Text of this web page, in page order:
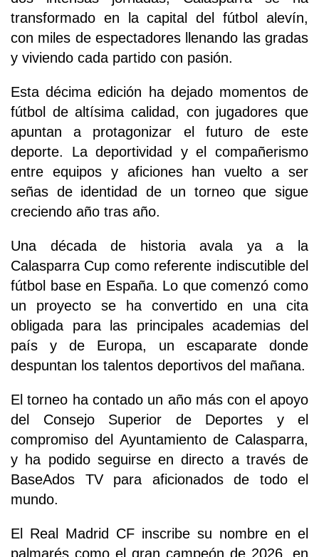
transformado en la capital del fútbol alevín,
con miles de espectadores llenando las gradas
y viviendo cada partido con pasión.
Esta décima edición ha dejado momentos de
fútbol de altísima calidad, con jugadores que
apuntan a protagonizar el futuro de este
deporte. La deportividad y el compañerismo
entre equipos y aficiones han vuelto a ser
señas de identidad de un torneo que sigue
creciendo año tras año.
Una década de historia avala ya a la
Calasparra Cup como referente indiscutible del
fútbol base en España. Lo que comenzó como
un proyecto se ha convertido en una cita
obligada para las principales academias del
país y de Europa, un escaparate donde
despuntan los talentos deportivos del mañana.
El torneo ha contado un año más con el apoyo
del Consejo Superior de Deportes y el
compromiso del Ayuntamiento de Calasparra,
y ha podido seguirse en directo a través de
BaseAdos TV para aficionados de todo el
mundo.
El Real Madrid CF inscribe su nombre en el
palmarés como el gran campeón de 2026, en